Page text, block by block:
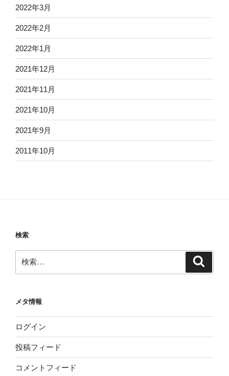
2022年3月
2022年2月
2022年1月
2021年12月
2021年11月
2021年10月
2021年9月
2011年10月
検索
索:
メタ情報
ログイン
投稿フィード
コメントフィード